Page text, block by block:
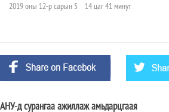
2019 оны 12-р сарын 5 14 цаг 41 минут
АНУ-д сурангаа ажиллаж амьдарцгаая